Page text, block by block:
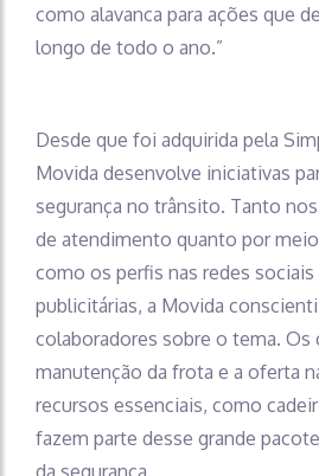
como alavanca para ações que
longo de todo o ano.”
Desde que foi adquirida pela
Movida desenvolve iniciativas
segurança no trânsito. Tanto
de atendimento quanto por
como os perfis nas redes sociais
publicitárias, a Movida
colaboradores sobre o tema. Os
manutenção da frota e a oferta
recursos essenciais, como
fazem parte desse grande
da segurança.